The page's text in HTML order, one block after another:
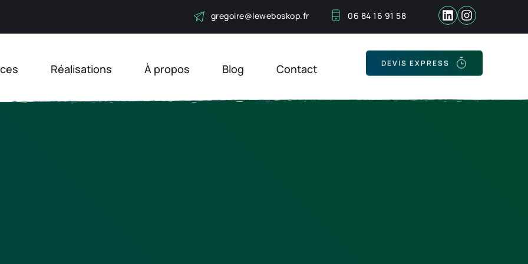
gregoire@leweboskop.fr 06 84 16 91 58
Réalisations À propos Blog Contact DEVIS EXPRESS